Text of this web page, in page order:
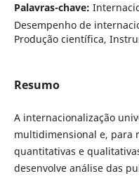
Palavras-chave:
Desempenho de
Produção científica,
Resumo
A internacionalização
multidimensional e, para
quantitativas e
desenvolve análise das